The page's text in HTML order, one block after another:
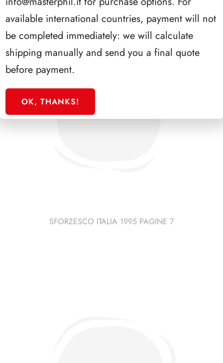
SFORZESCO ITALIA 1995 PAGINE 7
available international countries, payment will not
be completed immediately: we will calculate
shipping manually and send you a final quote
before payment.
OK, THANKS!